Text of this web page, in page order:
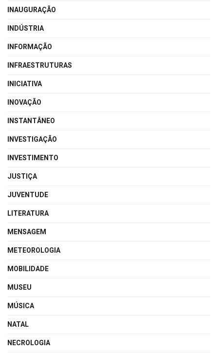
INAUGURAÇÃO
INDÚSTRIA
INFORMAÇÃO
INFRAESTRUTURAS
INICIATIVA
INOVAÇÃO
INSTANTÂNEO
INVESTIGAÇÃO
INVESTIMENTO
JUSTIÇA
JUVENTUDE
LITERATURA
MENSAGEM
METEOROLOGIA
MOBILIDADE
MUSEU
MÚSICA
NATAL
NECROLOGIA